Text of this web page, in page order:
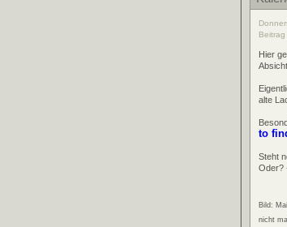
Hier
alte
to
Steht
Oder?
Bild:
nicht